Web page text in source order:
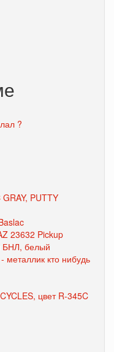
?
PUTTY
23632 Pickup
БНЛ, белый
кто нибудь
цвет R-345C